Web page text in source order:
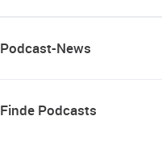
Podcast-News
Finde Podcasts